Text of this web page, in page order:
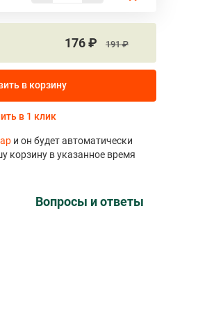
176 ₽ 191 ₽
в корзину
в 1 клик
и он будет автоматически
корзину в указанное время
Вопросы и ответы